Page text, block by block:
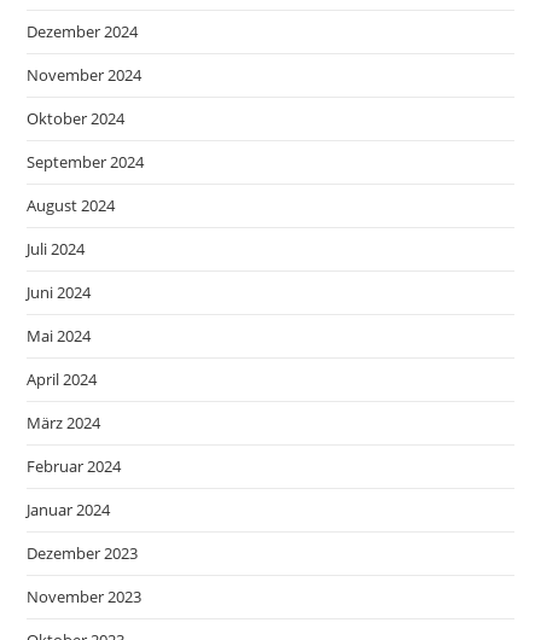
Dezember 2024
November 2024
Oktober 2024
September 2024
August 2024
Juli 2024
Juni 2024
Mai 2024
April 2024
März 2024
Februar 2024
Januar 2024
Dezember 2023
November 2023